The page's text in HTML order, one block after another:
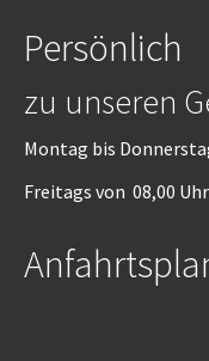
Persönlich
zu unseren
Montag bis
Freitags von 08,00